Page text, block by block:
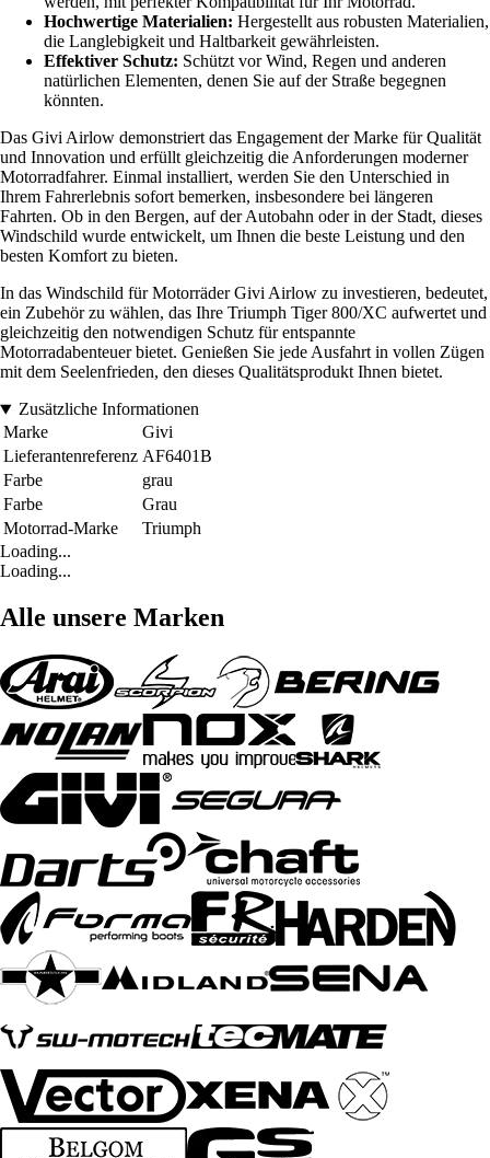
Hochwertige Materialien: Hergestellt aus robusten Materialien,
die Langlebigkeit und Haltbarkeit gewährleisten.
Effektiver Schutz: Schützt vor Wind, Regen und anderen
natürlichen Elementen, denen Sie auf der Straße begegnen
könnten.
Das Givi Airlow demonstriert das Engagement der Marke für Qualität
und Innovation und erfüllt gleichzeitig die Anforderungen moderner
Motorradfahrer. Einmal installiert, werden Sie den Unterschied in
Ihrem Fahrerlebnis sofort bemerken, insbesondere bei längeren
Fahrten. Ob in den Bergen, auf der Autobahn oder in der Stadt, dieses
Windschild wurde entwickelt, um Ihnen die beste Leistung und den
besten Komfort zu bieten.
In das Windschild für Motorräder Givi Airlow zu investieren, bedeutet,
ein Zubehör zu wählen, das Ihre Triumph Tiger 800/XC aufwertet und
gleichzeitig den notwendigen Schutz für entspannte
Motorradabenteuer bietet. Genießen Sie jede Ausfahrt in vollen Zügen
mit dem Seelenfrieden, den dieses Qualitätsprodukt Ihnen bietet.
Zusätzliche Informationen
Marke
Givi
Lieferantenreferenz AF6401B
Farbe
grau
Farbe
Grau
Motorrad-Marke
Triumph
Loading...
Loading...
Alle unsere Marken